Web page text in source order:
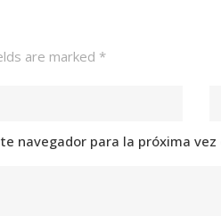
are marked *
navegador para la próxima vez